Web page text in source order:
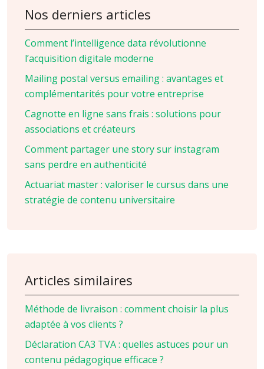
Nos derniers articles
Comment l’intelligence data révolutionne
l’acquisition digitale moderne
Mailing postal versus emailing : avantages et
complémentarités pour votre entreprise
Cagnotte en ligne sans frais : solutions pour
associations et créateurs
Comment partager une story sur instagram
sans perdre en authenticité
Actuariat master : valoriser le cursus dans une
stratégie de contenu universitaire
Articles similaires
Méthode de livraison : comment choisir la plus
adaptée à vos clients ?
Déclaration CA3 TVA : quelles astuces pour un
contenu pédagogique efficace ?